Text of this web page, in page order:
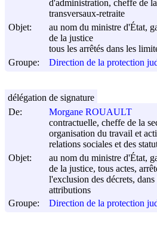
d'administration, cheffe de
transversaux-retraite
Objet:
au nom du ministre d'État,
de la justice
tous les arrêtés dans les
Groupe:
Direction de la protection
De:
Morgane ROUAULT
contractuelle, cheffe de la
organisation du travail et
relations sociales et des
Objet:
au nom du ministre d'État,
de la justice, tous actes,
l'exclusion des décrets,
attributions
Groupe:
Direction de la protection
délégation de signature